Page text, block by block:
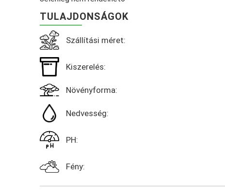
TULAJDONSÁGOK
Szállítási méret:
Kiszerelés:
Növényforma:
Nedvesség:
PH:
Fény: